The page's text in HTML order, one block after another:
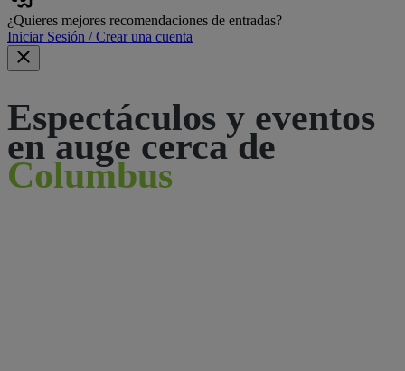
¿Quieres mejores recomendaciones de entradas?
Iniciar Sesión / Crear una cuenta
Espectáculos y eventos
en auge cerca de
Columbus